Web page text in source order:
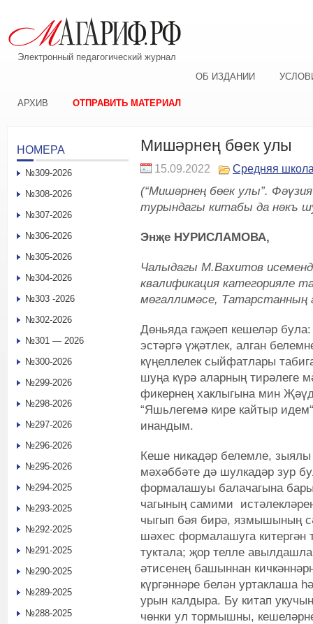
Электронный педагогический журнал
ОБ ИЗДАНИИ
АРХИВ ОТПРАВИТЬ МАТЕРИАЛ
Мишәрнең бөек улы
15.09.2022 Средняя
(“Мишәрнең бөек улы”.
турындагы китабы да нәкъ
Энҗе НУРИСЛАМОВА,
Чалыдагы М.Вахитов
квалификация категорияле
мөгаллимәсе, Татарстанның
Дөньяда гаҗәеп кешеләр
эстәргә үҗәтлек, алган
күңеллелек сыйфатлары
шуңа күрә аларның тирәлеге
фикернең хаклыгына мин
“Яшьлегемә кире кайтыр
инандым.
Кеше никадәр белемле,
мәхәббәте дә шулкадәр зур
формалашуы балачагына
чагының самими
чыгып бәя бирә, язмышының
шәхес формалашуга
туктала; җор телле
әтисенең башыннан
күргәннәре белән уртаклаша
урын калдыра. Бу китап
чөнки ул тормышны,
НОМЕРА
№309-2026
№308-2026
№307-2026
№306-2026
№305-2026
№304-2026
№303 -2026
№302-2026
№301 — 2026
№300-2026
№299-2026
№298-2026
№297-2026
№296-2026
№295-2026
№294-2025
№293-2025
№292-2025
№291-2025
№290-2025
№289-2025
№288-2025